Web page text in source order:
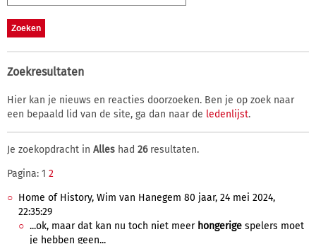
Zoekresultaten
Hier kan je nieuws en reacties doorzoeken. Ben je op zoek naar
een bepaald lid van de site, ga dan naar de ledenlijst.
Je zoekopdracht in Alles had 26resultaten.
Pagina: 1 2
Home of History, Wim van Hanegem 80 jaar, 24 mei 2024,
22:35:29
...ok, maar dat kan nu toch niet meer hongerige spelers moet
je hebben geen...